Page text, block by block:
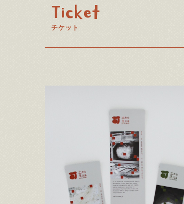
Ticket
チケット